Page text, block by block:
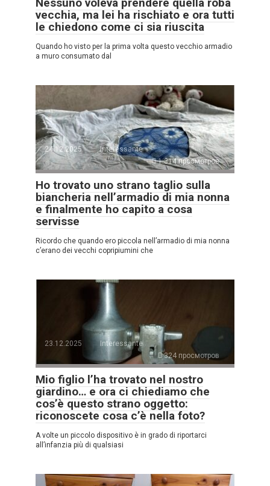
vecchia, ma lei ha rischiato e ora tutti
le chiedono come ci sia riuscita
Quando ho visto per la prima volta questo vecchio armadio
a muro consumato dal
24.12.2025
Interessante
1.314 просмотров
Ho trovato uno strano taglio sulla
biancheria nell’armadio di mia nonna
e finalmente ho capito a cosa
servisse
Ricordo che quando ero piccola nell’armadio di mia nonna
c’erano dei vecchi copripiumini che
23.12.2025
Interessante
324 просмотров
Mio figlio l’ha trovato nel nostro
giardino… e ora ci chiediamo che
cos’è questo strano oggetto:
riconoscete cosa c’è nella foto?
A volte un piccolo dispositivo è in grado di riportarci
all’infanzia più di qualsiasi